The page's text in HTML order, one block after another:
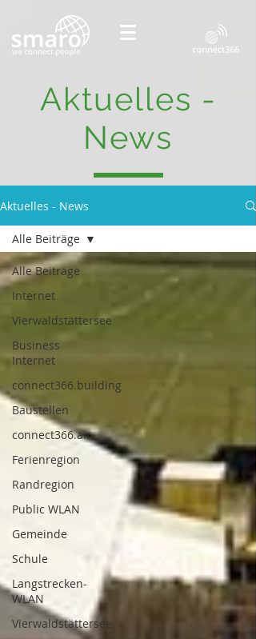
Aktuelles -
News
Aktuelles - News
Alle Beiträge
Internet
Vierwaldstättersee
Business
Internet
connect366.building
Baustellen
connect366.air
Ferienregion
Randregion
Public WLAN
Gemeinde
Schule
Langstrecken-
WLAN
Vierwaldstättersee
Alle Beiträge